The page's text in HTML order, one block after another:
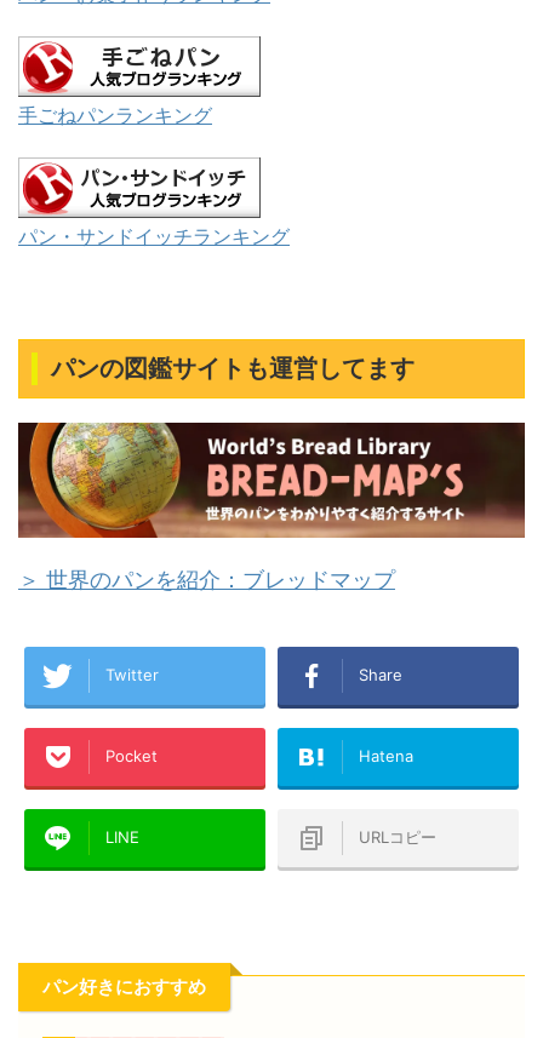
手ごねパンランキング
パン・サンドイッチランキング
パンの図鑑サイトも運営してます
＞ 世界のパンを紹介：ブレッドマップ
Twitter Share
Pocket Hatena
LINE URLコピー
パン好きにおすすめ